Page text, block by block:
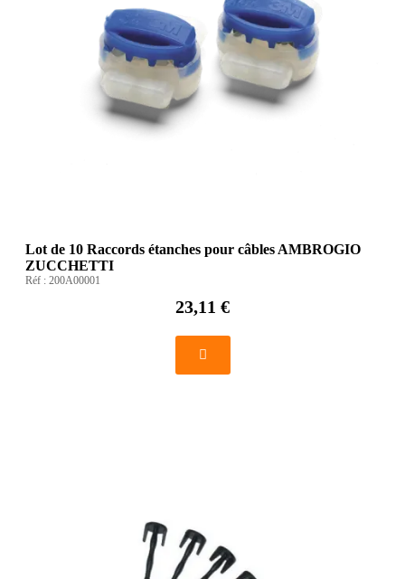
Lot de 10 Raccords étanches pour câbles AMBROGIO
ZUCCHETTI
Réf : 200A00001
23,11 €